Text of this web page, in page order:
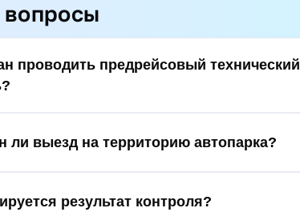
проводить предрейсовый технический
ли выезд на территорию автопарка?
результат контроля?